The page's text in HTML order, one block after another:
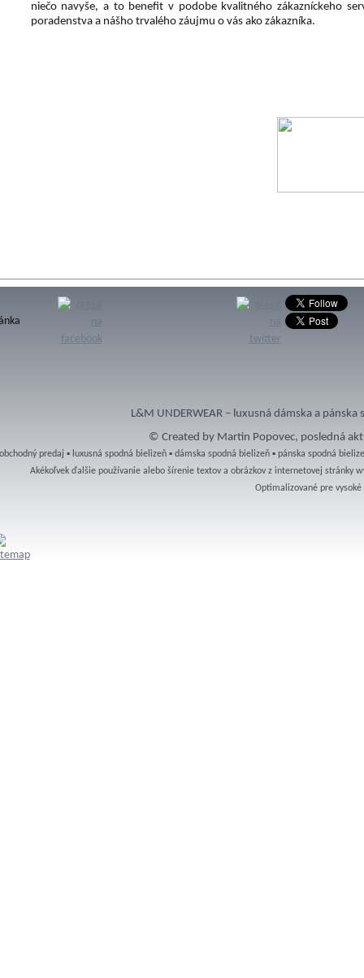
niečo navyše, a to benefit v podobe kvalitného zákazníckeho
poradenstva a nášho trvalého záujmu o vás ako zákazníka.
L&M UNDERWEAR – luxusná dámska a
© Created by Martin Popovec, posledná
predaj ▪ luxusná spodná bielizeň ▪ dámska spodná bielizeň ▪ pánska spodná
Akékoľvek ďalšie používanie alebo šírenie textov a obrázkov z internetovej stránky
Optimalizované pre vysoké